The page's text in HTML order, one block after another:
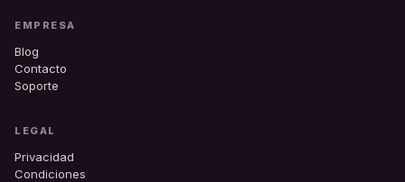
EMPRESA
Blog
Contacto
Soporte
LEGAL
Privacidad
Condiciones